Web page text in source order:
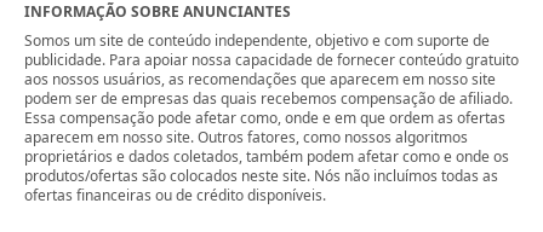
INFORMAÇÃO SOBRE ANUNCIANTES
Somos um site de conteúdo independente, objetivo e com suporte de
publicidade. Para apoiar nossa capacidade de fornecer conteúdo gratuito
aos nossos usuários, as recomendações que aparecem em nosso site
podem ser de empresas das quais recebemos compensação de afiliado.
Essa compensação pode afetar como, onde e em que ordem as ofertas
aparecem em nosso site. Outros fatores, como nossos algoritmos
proprietários e dados coletados, também podem afetar como e onde os
produtos/ofertas são colocados neste site. Nós não incluímos todas as
ofertas financeiras ou de crédito disponíveis.